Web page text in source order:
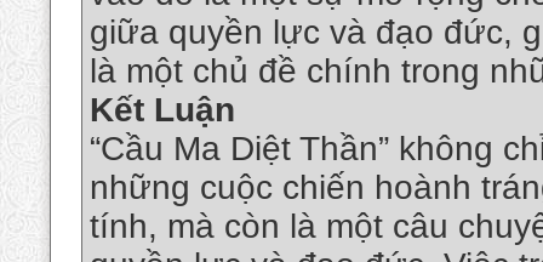
giữa quyền lực và đạo đức,
là một chủ đề chính trong
Kết Luận
“Cầu Ma Diệt Thần” không
những cuộc chiến hoành
tính, mà còn là một câu